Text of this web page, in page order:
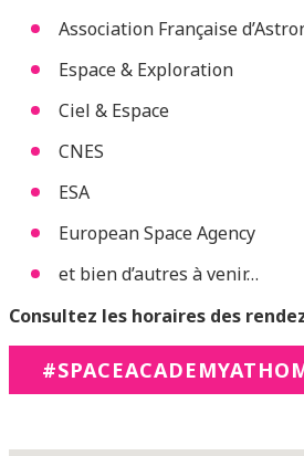
Association Française
Espace & Exploration
Ciel & Espace
CNES
ESA
European Space Agency
et bien d’autres à venir…
Consultez les horaires des